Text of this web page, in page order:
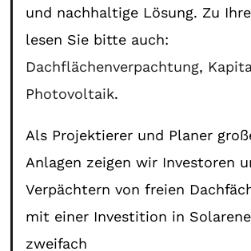
und nachhaltige Lösung. Zu
lesen Sie bitte auch:
Dachflächenverpachtung,
Photovoltaik.
Als Projektierer und Planer
Anlagen zeigen wir Investoren
Verpächtern von freien
mit einer Investition in
zweifach